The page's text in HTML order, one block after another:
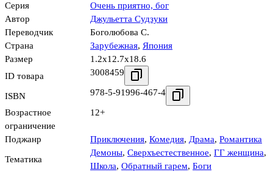
Серия
Очень приятно, бог
Автор
Джульетта Судзуки
Переводчик
Боголюбова С.
Страна
Зарубежная, Япония
Размер
1.2x12.7x18.6
ID товара
3008459
ISBN 978-5-91996-467-4
Возрастное
ограничение
12+
Поджанр Приключения, Комедия, Драма, Романтика
Тематика
Демоны, Сверхъестественное, ГГ женщина,
Школа, Обратный гарем, Боги